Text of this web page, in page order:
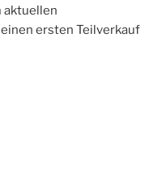
aktuellen
ersten Teilverkauf